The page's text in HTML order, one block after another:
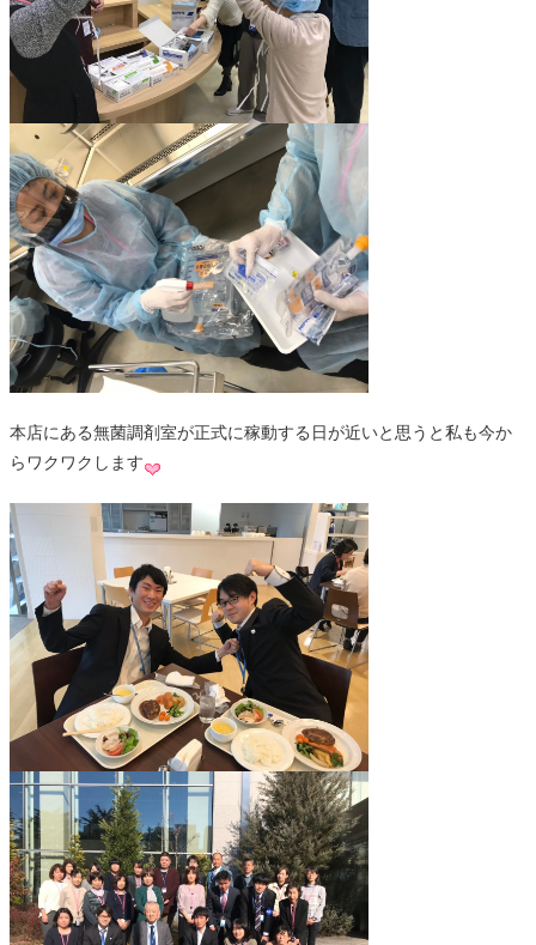
本店にある無菌調剤室が正式に稼動する日が近いと思うと私も今か
らワクワクします